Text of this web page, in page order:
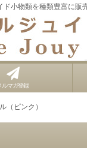
小物類を種類豊富に販
ルマガ登録
（ピンク）